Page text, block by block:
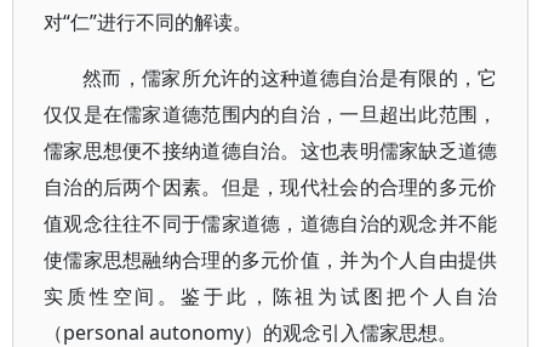
对“仁”进行不同的解读。
然而，儒家所允许的这种道德自治是有限的，它
仅仅是在儒家道德范围内的自治，一旦超出此范围，
儒家思想便不接纳道德自治。这也表明儒家缺乏道德
自治的后两个因素。但是，现代社会的合理的多元价
值观念往往不同于儒家道德，道德自治的观念并不能
使儒家思想融纳合理的多元价值，并为个人自由提供
实质性空间。鉴于此，陈祖为试图把个人自治
（personal autonomy）的观念引入儒家思想。